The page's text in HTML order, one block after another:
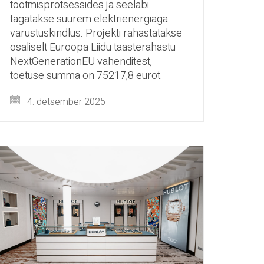
tootmisprotsessides ja seeläbi
tagatakse suurem elektrienergiaga
varustuskindlus. Projekti rahastatakse
osaliselt Euroopa Liidu taasterahastu
NextGenerationEU vahenditest,
toetuse summa on 75217,8 eurot.
4. detsember 2025